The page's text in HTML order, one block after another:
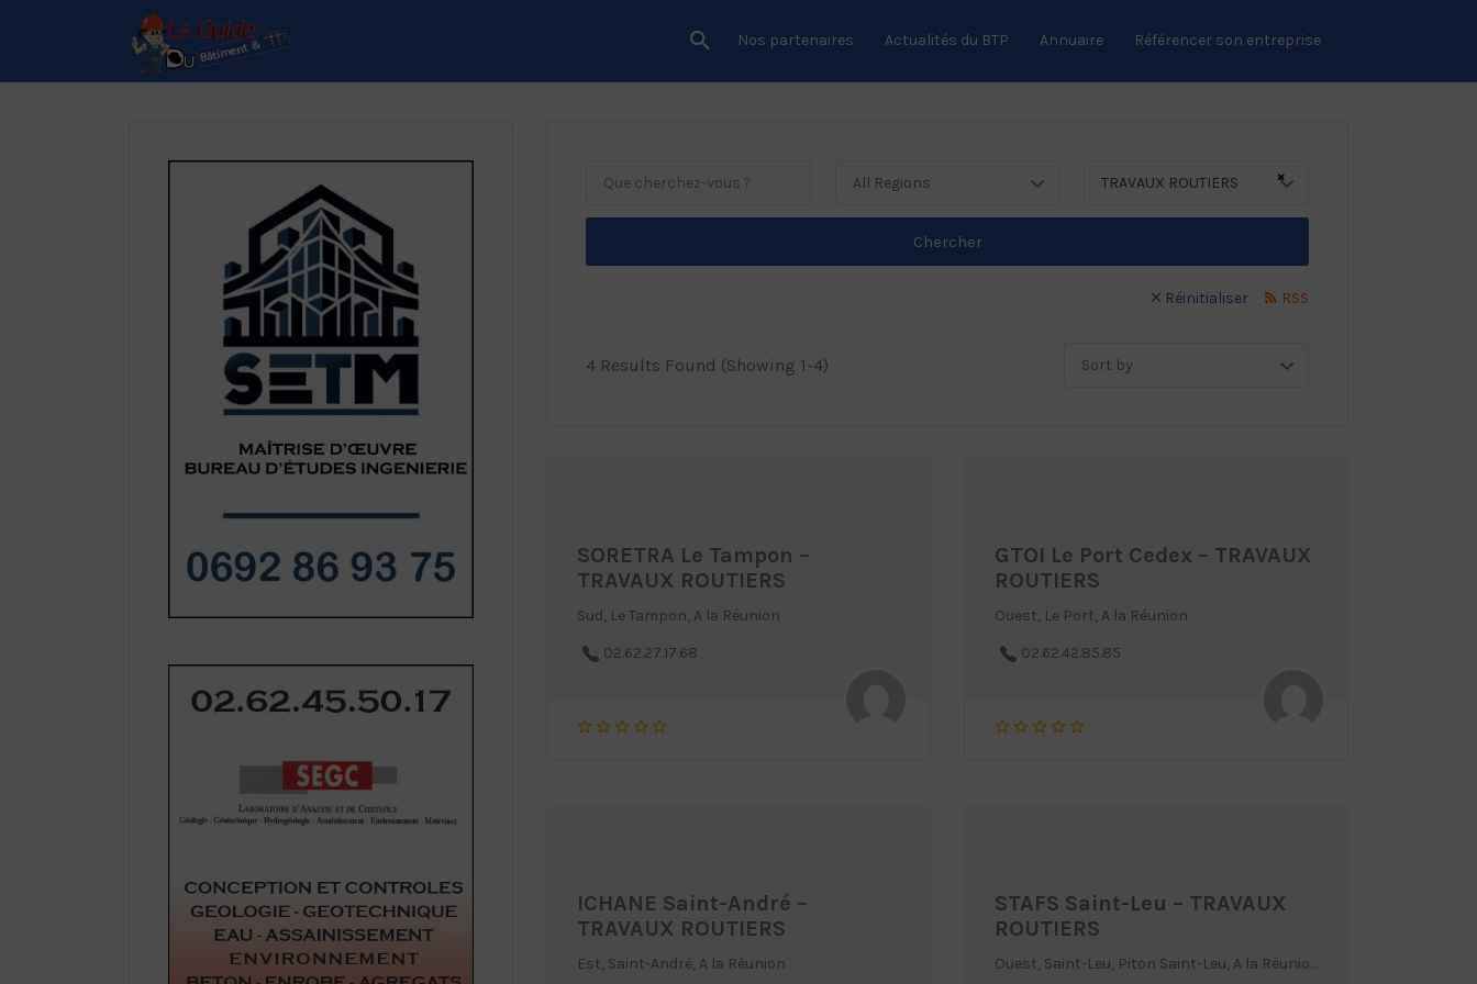
depuis 1995
Nos partenaires Actualités du BTP Annuaire Référencer son entreprise
Rechercher:
All Regions ×
TRAVAUX ROUTIERS
Chercher
Réinitialiser RSS
4 Results Found (Showing 1-4)
SORETRA Le Tampon –
TRAVAUX ROUTIERS
Sud, Le Tampon, A la Réunion
02.62.27.17.68
GTOI Le Port Cedex – TRAVAUX
ROUTIERS
Ouest, Le Port, A la Réunion
02.62.42.85.85
ICHANE Saint-André –
TRAVAUX ROUTIERS
Est, Saint-André, A la Réunion
STAFS Saint-Leu – TRAVAUX
ROUTIERS
Ouest, Saint-Leu, Piton Saint-Leu, A la Réunion